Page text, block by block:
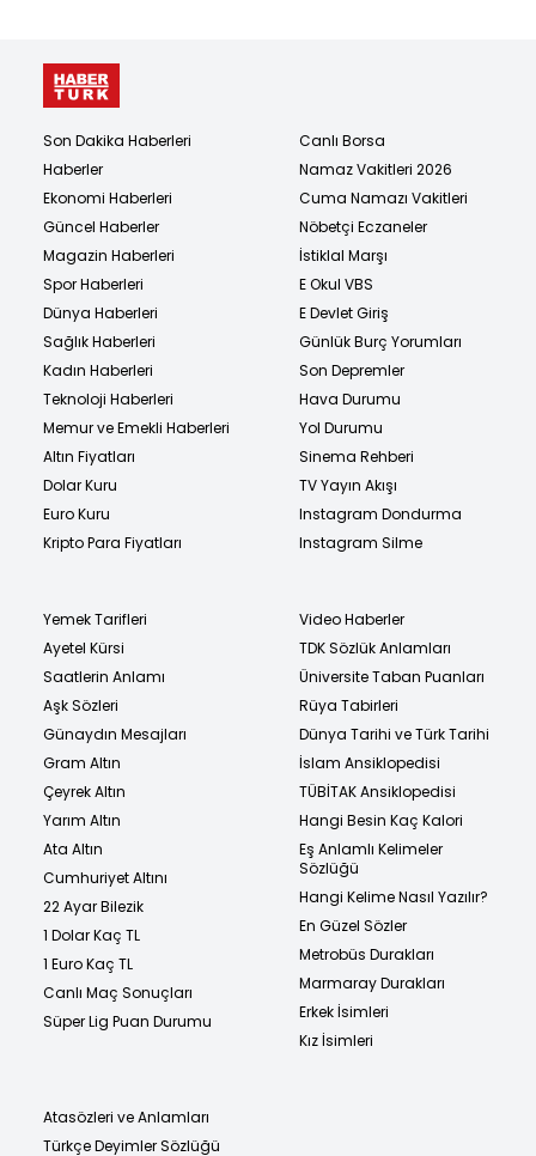
Son Dakika Haberleri
Haberler
Ekonomi Haberleri
Güncel Haberler
Magazin Haberleri
Spor Haberleri
Dünya Haberleri
Sağlık Haberleri
Kadın Haberleri
Teknoloji Haberleri
Memur ve Emekli Haberleri
Altın Fiyatları
Dolar Kuru
Euro Kuru
Kripto Para Fiyatları
Canlı Borsa
Namaz Vakitleri 2026
Cuma Namazı Vakitleri
Nöbetçi Eczaneler
İstiklal Marşı
E Okul VBS
E Devlet Giriş
Günlük Burç Yorumları
Son Depremler
Hava Durumu
Yol Durumu
Sinema Rehberi
TV Yayın Akışı
Instagram Dondurma
Instagram Silme
Yemek Tarifleri
Ayetel Kürsi
Saatlerin Anlamı
Aşk Sözleri
Günaydın Mesajları
Gram Altın
Çeyrek Altın
Yarım Altın
Ata Altın
Cumhuriyet Altını
22 Ayar Bilezik
1 Dolar Kaç TL
1 Euro Kaç TL
Canlı Maç Sonuçları
Süper Lig Puan Durumu
Video Haberler
TDK Sözlük Anlamları
Üniversite Taban Puanları
Rüya Tabirleri
Dünya Tarihi ve Türk Tarihi
İslam Ansiklopedisi
TÜBİTAK Ansiklopedisi
Hangi Besin Kaç Kalori
Eş Anlamlı Kelimeler
Sözlüğü
Hangi Kelime Nasıl Yazılır?
En Güzel Sözler
Metrobüs Durakları
Marmaray Durakları
Erkek İsimleri
Kız İsimleri
Atasözleri ve Anlamları
Türkçe Deyimler Sözlüğü